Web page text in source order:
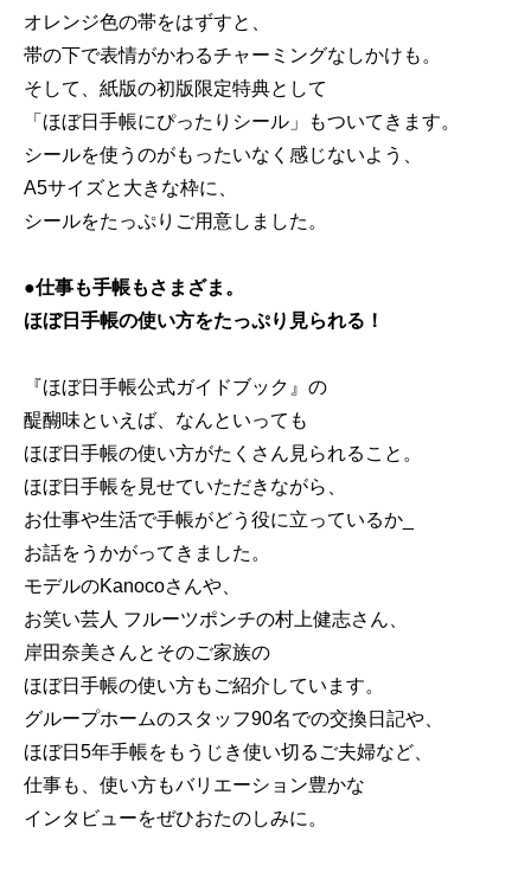
オレンジ色の帯をはずすと、
帯の下で表情がかわるチャーミングなしかけも。
そして、紙版の初版限定特典として
「ほぼ日手帳にぴったりシール」もついてきます。
シールを使うのがもったいなく感じないよう、
A5サイズと大きな枠に、
シールをたっぷりご用意しました。
●仕事も手帳もさまざま。
ほぼ日手帳の使い方をたっぷり見られる！
『ほぼ日手帳公式ガイドブック』の
醍醐味といえば、なんといっても
ほぼ日手帳の使い方がたくさん見られること。
ほぼ日手帳を見せていただきながら、
お仕事や生活で手帳がどう役に立っているか_
お話をうかがってきました。
モデルのKanocoさんや、
お笑い芸人 フルーツポンチの村上健志さん、
岸田奈美さんとそのご家族の
ほぼ日手帳の使い方もご紹介しています。
グループホームのスタッフ90名での交換日記や、
ほぼ日5年手帳をもうじき使い切るご夫婦など、
仕事も、使い方もバリエーション豊かな
インタビューをぜひおたのしみに。